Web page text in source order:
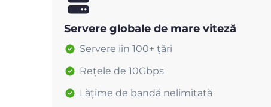
Servere globale de mare viteză
Servere iîn 100+ țări
Rețele de 10Gbps
Lățime de bandă nelimitată